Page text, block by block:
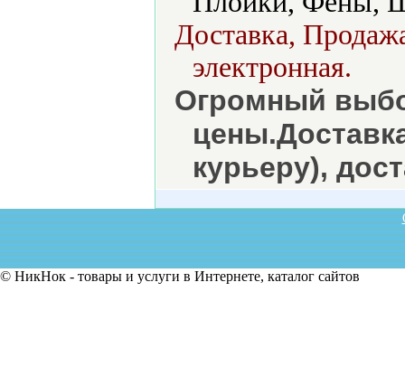
Доставка,
электронная.
Огромный
курьеру),
© НикНок - товары и услуги в Интернете, каталог сайтов